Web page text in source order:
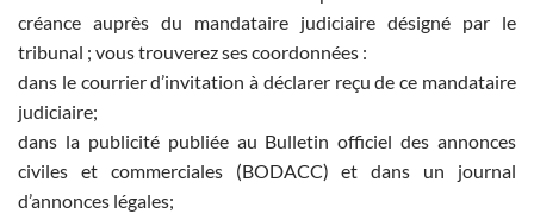
créance auprès du mandataire judiciaire désigné par le
tribunal ; vous trouverez ses coordonnées :
dans le courrier d’invitation à déclarer reçu de ce mandataire
judiciaire;
dans la publicité publiée au Bulletin officiel des annonces
civiles et commerciales (BODACC) et dans un journal
d’annonces légales;